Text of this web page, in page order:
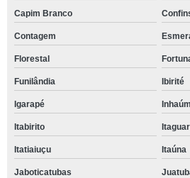
Capim Branco
Contagem
Florestal
Funilândia Ibirité
Igarapé
Itabirito
Itatiaiuçu Itaúna
Jaboticatubas